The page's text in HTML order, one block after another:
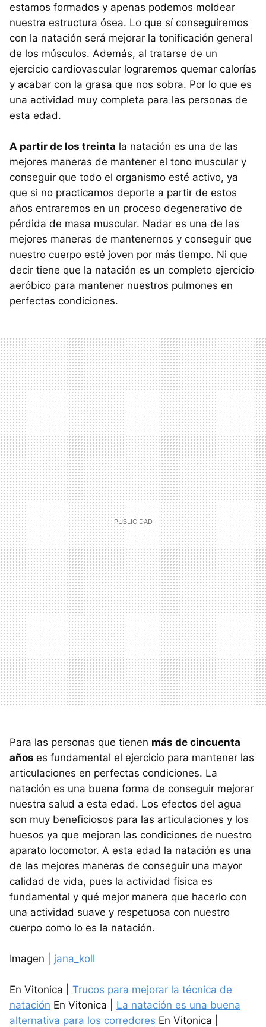
estamos formados y apenas podemos moldear
nuestra estructura ósea. Lo que sí conseguiremos
con la natación será mejorar la tonificación general
de los músculos. Además, al tratarse de un
ejercicio cardiovascular lograremos quemar calorías
y acabar con la grasa que nos sobra. Por lo que es
una actividad muy completa para las personas de
esta edad.
A partir de los treinta la natación es una de las
mejores maneras de mantener el tono muscular y
conseguir que todo el organismo esté activo, ya
que si no practicamos deporte a partir de estos
años entraremos en un proceso degenerativo de
pérdida de masa muscular. Nadar es una de las
mejores maneras de mantenernos y conseguir que
nuestro cuerpo esté joven por más tiempo. Ni que
decir tiene que la natación es un completo ejercicio
aeróbico para mantener nuestros pulmones en
perfectas condiciones.
Para las personas que tienen más de cincuenta
años es fundamental el ejercicio para mantener las
articulaciones en perfectas condiciones. La
natación es una buena forma de conseguir mejorar
nuestra salud a esta edad. Los efectos del agua
son muy beneficiosos para las articulaciones y los
huesos ya que mejoran las condiciones de nuestro
aparato locomotor. A esta edad la natación es una
de las mejores maneras de conseguir una mayor
calidad de vida, pues la actividad física es
fundamental y qué mejor manera que hacerlo con
una actividad suave y respetuosa con nuestro
cuerpo como lo es la natación.
Imagen | jana_koll
En Vitonica | Trucos para mejorar la técnica de
natación En Vitonica | La natación es una buena
alternativa para los corredores En Vitonica |